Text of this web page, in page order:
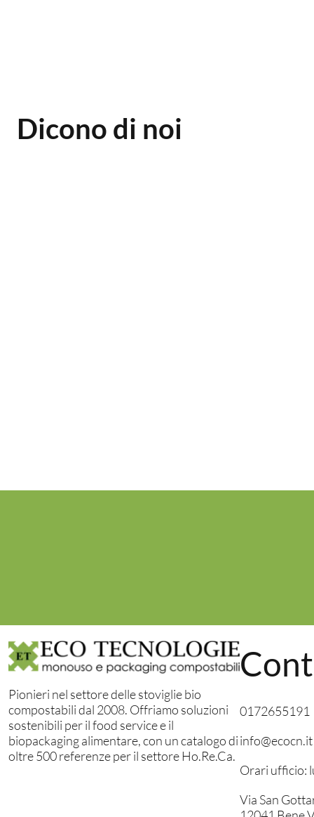
Dicono di noi
Pionieri nel settore delle stoviglie bio
compostabili dal 2008. Offriamo soluzioni
sostenibili per il food service e il
biopackaging alimentare, con un catalogo di
oltre 500 referenze per il settore Ho.Re.Ca.
0172655191
info@ecocn.it
Orari ufficio:
Via San